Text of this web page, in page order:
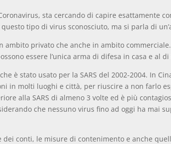
sta cercando di capire esattamente
tipo di virus sconosciuto, ma si parla di
privato che anche in ambito
essere l’unica arma di difesa in casa e al
è stato usato per la SARS del 2002-2004. In
in molti luoghi e città, per riuscire a non farlo
alla SARS di almeno 3 volte ed è più
che nessuno virus fino ad oggi ha mai
conti, le misure di contenimento e anche